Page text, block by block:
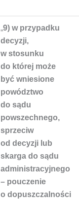
„9) w przypadku
decyzji,
w stosunku
do której może
być wniesione
powództwo
do sądu
powszechnego,
sprzeciw
od decyzji lub
skarga do sądu
administracyjnego
– pouczenie
o dopuszczalności